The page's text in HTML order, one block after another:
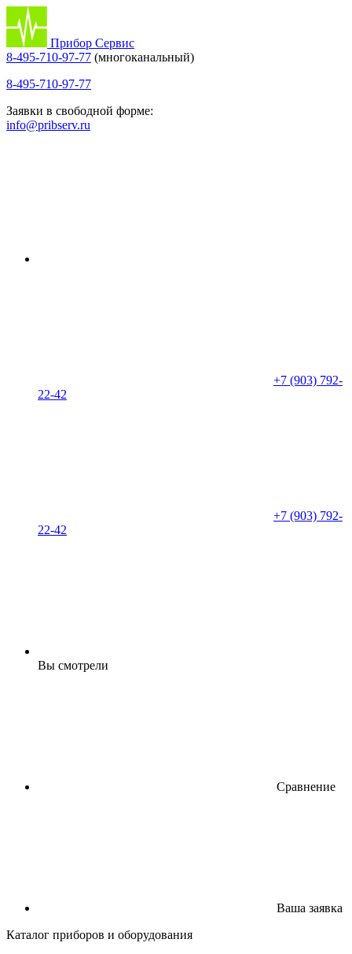
Прибор Сервис
8-495-710-97-77 (многоканальный)
8-495-710-97-77
Заявки в свободной форме:
info@pribserv.ru
+7 (903) 792-
22-42
+7 (903) 792-
22-42
Вы смотрели
Сравнение
Ваша заявка
Каталог приборов и оборудования